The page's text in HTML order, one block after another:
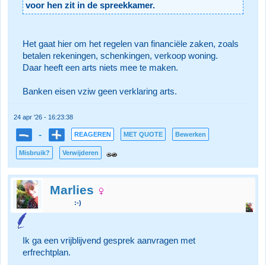
voor hen zit in de spreekkamer.
Het gaat hier om het regelen van financiële zaken, zoals
betalen rekeningen, schenkingen, verkoop woning.
Daar heeft een arts niets mee te maken.
Banken eisen vziw geen verklaring arts.
24 apr '26 - 16:23:38
- REAGEREN MET QUOTE Bewerken
Misbruik? Verwijderen
Marlies
:-)
Ik ga een vrijblijvend gesprek aanvragen met
erfrechtplan.